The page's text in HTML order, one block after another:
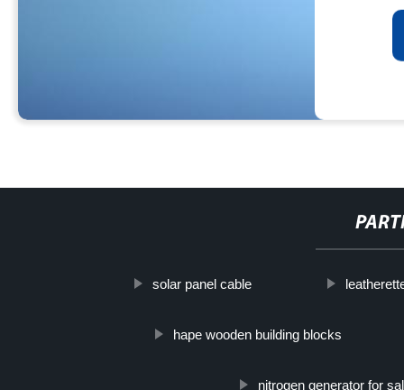
solar panel cable
hape wooden building blocks
nitrogen generator for